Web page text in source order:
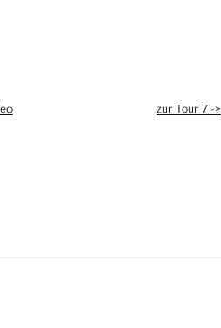
zur Tour 7 ->